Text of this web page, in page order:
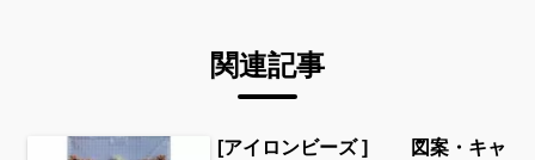
関連記事
[アイロンビーズ ] 図案・キャ